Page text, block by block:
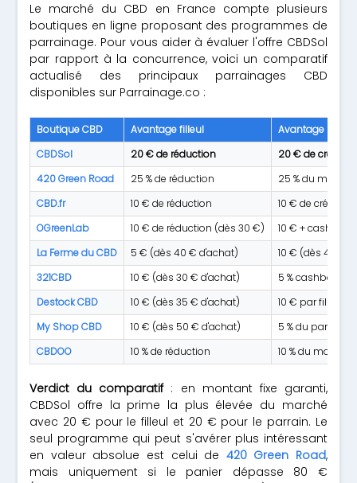
Le marché du CBD en France compte plusieurs
boutiques en ligne proposant des programmes de
parrainage. Pour vous aider à évaluer l'offre CBDSol
par rapport à la concurrence, voici un comparatif
actualisé des principaux parrainages CBD
disponibles sur Parrainage.co :
Boutique CBD Avantage filleul
Avantage
CBDSol
20 € de réduction
20 € de crédit
420 Green Road
25 % de réduction
25 % du
CBD.fr
10 € de réduction
10 € de crédit
OGreenLab
10 € de réduction (dès 30 €)
10 € + cashback
La Ferme du CBD
5 € (dès 40 € d'achat)
10 € (dès 40 €
321CBD
10 € (dès 30 € d'achat)
5 % cashback à
Destock CBD
10 € (dès 35 € d'achat)
10 € par filleul
My Shop CBD
10 € (dès 50 € d'achat)
5 % du panier
CBDOO
10 % de réduction 10 % du
Verdict du comparatif: en montant fixe garanti,
CBDSol offre la prime la plus élevée du marché
avec 20 € pour le filleul et 20 € pour le parrain. Le
seul programme qui peut s'avérer plus intéressant
en valeur absolue est celui de 420 Green Road,
mais uniquement si le panier dépasse 80 €